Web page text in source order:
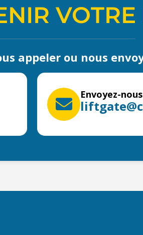
VOTRE
appeler ou nous
Envoyez-